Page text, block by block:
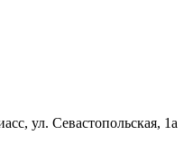
ул. Севастопольская, 1а